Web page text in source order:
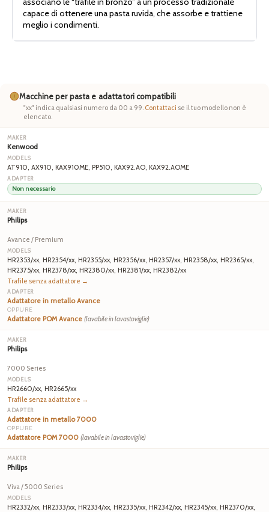
capace di ottenere una pasta ruvida, che assorbe e trattiene
meglio i condimenti.
Macchine per pasta e adattatori compatibili
"xx" indica qualsiasi numero da 00 a 99. Contattaci se il tuo modello non è
elencato.
Kenwood
AT910, AX910, KAX910ME, PP510, KAX92.AO, KAX92.AOME
Non necessario
Philips
Avance / Premium
HR2353/xx, HR2354/xx, HR2355/xx, HR2356/xx, HR2357/xx, HR2358/xx, HR2365/xx,
HR2375/xx, HR2378/xx, HR2380/xx, HR2381/xx, HR2382/xx
Trafile senza adattatore →
Adattatore in metallo Avance
OPPURE
Adattatore POM Avance (lavabile in lavastoviglie)
Philips
7000 Series
HR2660/xx, HR2665/xx
Trafile senza adattatore →
Adattatore in metallo 7000
OPPURE
Adattatore POM 7000 (lavabile in lavastoviglie)
Philips
Viva / 5000 Series
HR2332/xx, HR2333/xx, HR2334/xx, HR2335/xx, HR2342/xx, HR2345/xx, HR2370/xx,